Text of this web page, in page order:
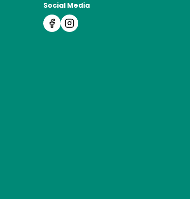
Social Media